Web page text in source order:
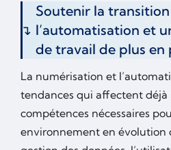
Soutenir la
l’automatisation et
de travail de plus en
La numérisation et
tendances qui affectent déjà
compétences nécessaires
environnement en évolution